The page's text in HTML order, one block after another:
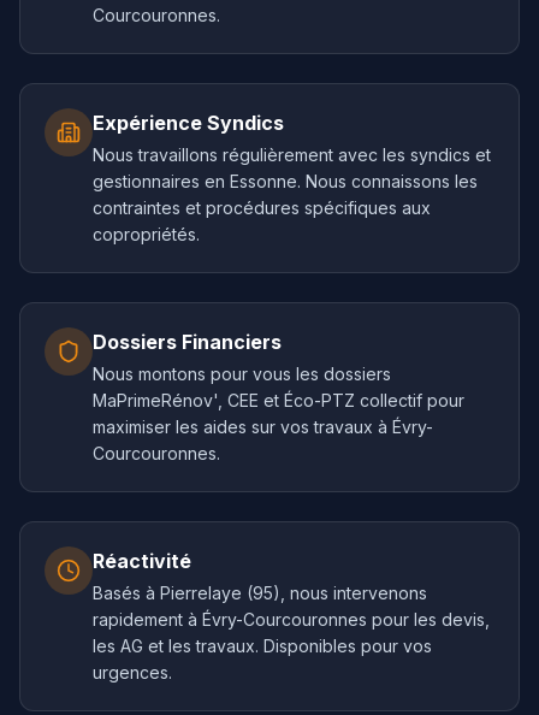
Courcouronnes.
Expérience Syndics
Nous travaillons régulièrement avec les syndics et
gestionnaires en Essonne. Nous connaissons les
contraintes et procédures spécifiques aux
copropriétés.
Dossiers Financiers
Nous montons pour vous les dossiers
MaPrimeRénov', CEE et Éco-PTZ collectif pour
maximiser les aides sur vos travaux à Évry-
Courcouronnes.
Réactivité
Basés à Pierrelaye (95), nous intervenons
rapidement à Évry-Courcouronnes pour les devis,
les AG et les travaux. Disponibles pour vos
urgences.